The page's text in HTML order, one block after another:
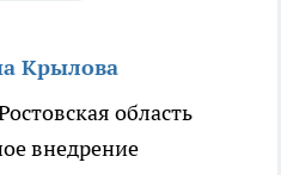
Крылова
область
внедрение